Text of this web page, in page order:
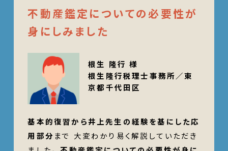
不動産鑑定についての必要性が
身にしみました
根生 隆行 様
根生隆行税理士事務所／東
京都千代田区
基本的復習から井上先生の経験を基にした応
用部分まで 大変わかり易く解説していただき